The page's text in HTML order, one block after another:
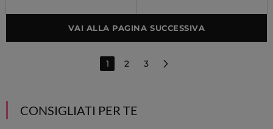
VAI ALLA PAGINA SUCCESSIVA
1 2 3
CONSIGLIATI PER TE